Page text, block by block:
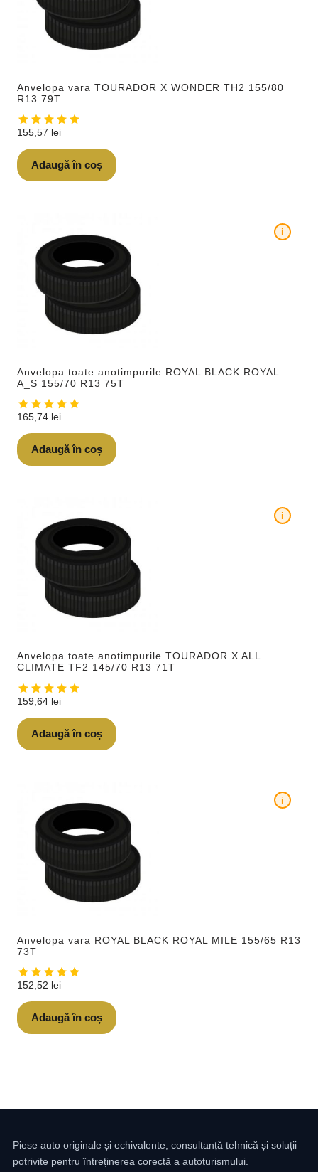
Anvelopa vara TOURADOR X WONDER TH2 155/80
R13 79T
155,57 lei
Adaugă în coș
Anvelopa toate anotimpurile ROYAL BLACK ROYAL
A_S 155/70 R13 75T
i
165,74 lei
Adaugă în coș
Anvelopa toate anotimpurile TOURADOR X ALL
CLIMATE TF2 145/70 R13 71T
i
159,64 lei
Adaugă în coș
Anvelopa vara ROYAL BLACK ROYAL MILE 155/65 R13
73T
i
152,52 lei
Adaugă în coș
Piese auto originale și echivalente, consultanță tehnică și soluții
potrivite pentru întreținerea corectă a autoturismului.